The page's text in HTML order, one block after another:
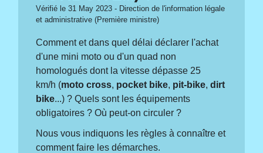
Vérifié le 31 May 2023 - Direction de l'information légale
et administrative (Première ministre)
Comment et dans quel délai déclarer l'achat
d'une mini moto ou d'un quad non
homologués dont la vitesse dépasse 25
km/h (moto cross, pocket bike, pit-bike,dirt
bike...) ? Quels sont les équipements
obligatoires ? Où peut-on circuler ?
Nous vous indiquons les règles à connaître et
comment faire les démarches.